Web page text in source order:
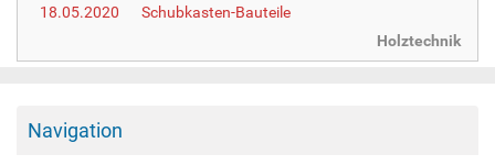
18.05.2020
Schubkasten-Bauteile
Holztechnik
Navigation